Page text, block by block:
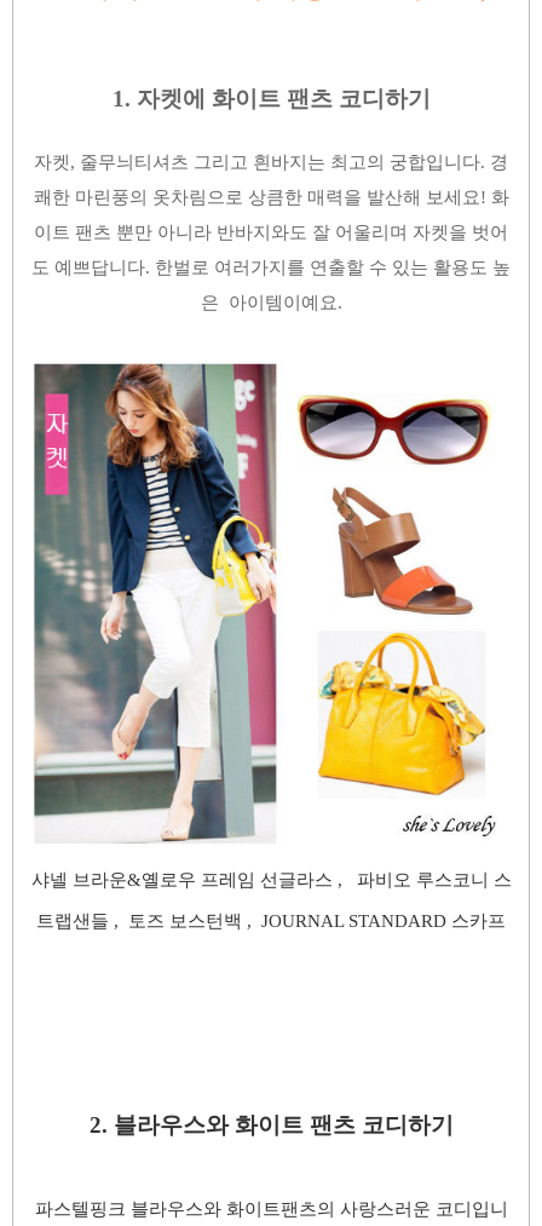
1. 자켓에 화이트 팬츠 코디하기
자켓, 줄무늬티셔츠 그리고 흰바지는 최고의 궁합입니다. 경
쾌한 마린풍의 옷차림으로 상큼한 매력을 발산해 보세요! 화
이트 팬츠 뿐만 아니라 반바지와도 잘 어울리며 자켓을 벗어
도 예쁘답니다. 한벌로 여러가지를 연출할 수 있는 활용도 높
은 아이템이예요.
샤넬 브라운&옐로우 프레임 선글라스 , 파비오 루스코니 스
트랩샌들 , 토즈 보스턴백 , JOURNAL STANDARD 스카프
2. 블라우스와 화이트 팬츠 코디하기
파스텔핑크 블라우스와 화이트팬츠의 사랑스러운 코디입니